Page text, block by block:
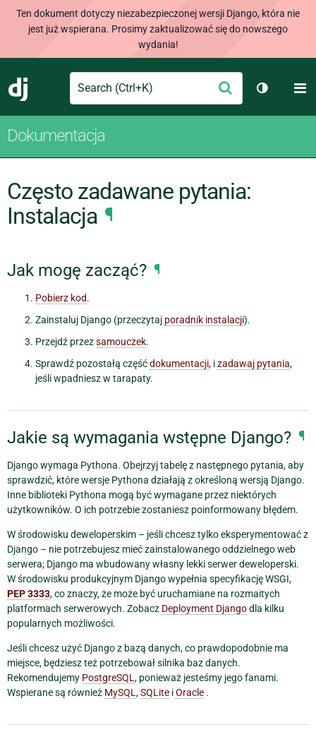
Ten dokument dotyczy niezabezpieczonej wersji Django, która nie
jest już wspierana. Prosimy zaktualizować się do nowszego
wydania!
Django
Search Wyślij
Dokumentacja
Często zadawane pytania:
Instalacja ¶
Jak mogę zacząć? ¶
Pobierz kod.
Zainstaluj Django (przeczytaj poradnik instalacji).
Przejdź przezsamouczek.
Sprawdź pozostałą częśćdokumentacji, izadawaj pytania,
jeśli wpadniesz w tarapaty.
Jakie są wymagania wstępne Django? ¶
Django wymaga Pythona. Obejrzyj tabelę z następnego pytania, aby
sprawdzić, które wersje Pythona działają z określoną wersją Django.
Inne biblioteki Pythona mogą być wymagane przez niektórych
użytkowników. O ich potrzebie zostaniesz poinformowany błędem.
W środowisku deweloperskim – jeśli chcesz tylko eksperymentować z
Django – nie potrzebujesz mieć zainstalowanego oddzielnego web
serwera; Django ma wbudowany własny lekki serwer deweloperski.
W środowisku produkcyjnym Django wypełnia specyfikację WSGI,
PEP 3333, co znaczy, że może być uruchamiane na rozmaitych
platformach serwerowych. Zobacz Deployment Djangodla kilku
popularnych możliwości.
Jeśli chcesz użyć Django z bazą danych, co prawdopodobnie ma
miejsce, będziesz też potrzebował silnika baz danych.
Rekomendujemy PostgreSQL , ponieważ jesteśmy jego fanami.
Wspierane są również MySQL ,SQLite iOracle .